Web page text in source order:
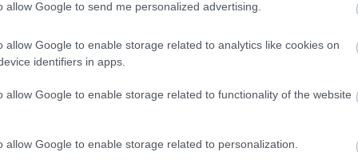
allow Google to send me personalized advertising.
allow Google to enable storage related to analytics like cookies on
identifiers in apps.
allow Google to enable storage related to functionality of the website
allow Google to enable storage related to personalization.
de Comer Maracujá
muito a sua saúde. Estas frutas não são apenas
C, que reforça o seu sistema imunitário e combate o
fibra. Esta fibra é ótima para a digestão. Ajuda a ter
pode ajudar a sentir-se satisfeito por mais tempo, o